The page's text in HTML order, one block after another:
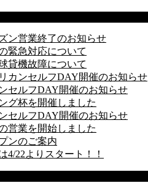
ン営業終了のお知らせ
緊急対応について
貸機故障について
カンセルフDAY開催のお知らせ
セルフDAY開催のお知らせ
グ杯を開催しました
セルフDAY開催のお知らせ
営業を開始しました
ンのご案内
4/22よりスタート！！